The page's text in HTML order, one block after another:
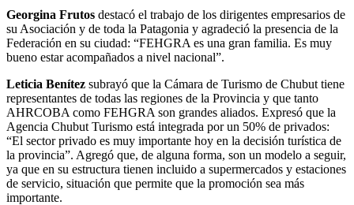
Georgina Frutos destacó el trabajo de los dirigentes empresarios de
su Asociación y de toda la Patagonia y agradeció la presencia de la
Federación en su ciudad: “FEHGRA es una gran familia. Es muy
bueno estar acompañados a nivel nacional”.
Leticia Benítez subrayó que la Cámara de Turismo de Chubut tiene
representantes de todas las regiones de la Provincia y que tanto
AHRCOBA como FEHGRA son grandes aliados. Expresó que la
Agencia Chubut Turismo está integrada por un 50% de privados:
“El sector privado es muy importante hoy en la decisión turística de
la provincia”. Agregó que, de alguna forma, son un modelo a seguir,
ya que en su estructura tienen incluido a supermercados y estaciones
de servicio, situación que permite que la promoción sea más
importante.